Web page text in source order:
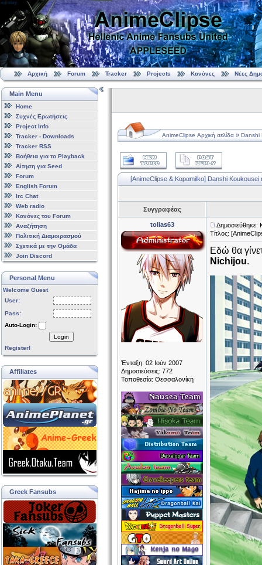
Αρχική Forum Tracker Projects Κανόνες Νέες
Main Menu
Home
Συχνές Ερωτήσεις
Project Info
Tracker - Downloads
Tracker RSS
Βοήθεια για το Playback
Αίτηση για Seed
Forum
English Forum
Irc Chat
Web radio
Κανόνες του Forum
Αναζήτηση
Πολιτική Διαμοιρασμού
Σχετικά με την Ομάδα
Join Discord
Personal Menu
Welcome Guest
User:
Pass:
Auto-Login:
Login
Register!
Affiliates
Greek Fansubs
AnimeClipse Αρχική σελίδα » Danshi
[AnimeClipse & Καραmilko] Danshi Koukousei
Συγγραφέας
tolias63
Ένταξη: 02 Ιούν 2007
Δημοσιεύσεις: 772
Τοποθεσία: Θεσσαλονίκη
Δημοσιεύθηκε:
Τίτλος:
Εδώ θα
Nichijou.